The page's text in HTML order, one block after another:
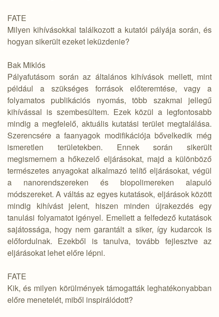
FATE
Milyen kihívásokkal találkozott a kutatói pályája során, és
hogyan sikerült ezeket leküzdenie?
Bak Miklós
Pályafutásom során az általános kihívások mellett, mint
például a szükséges források előteremtése, vagy a
folyamatos publikációs nyomás, több szakmai jellegű
kihívással is szembesültem. Ezek közül a legfontosabb
mindig a megfelelő, aktuális kutatási terület megtalálása.
Szerencsére a faanyagok modifikációja bővelkedik még
ismeretlen területekben. Ennek során sikerült
megismernem a hőkezelő eljárásokat, majd a különböző
természetes anyagokat alkalmazó telítő eljárásokat, végül
a nanorendszereken és biopolimereken alapuló
módszereket. A váltás az egyes kutatások, eljárások között
mindig kihívást jelent, hiszen minden újrakezdés egy
tanulási folyamatot igényel. Emellett a felfedező kutatások
sajátossága, hogy nem garantált a siker, így kudarcok is
előfordulnak. Ezekből is tanulva, tovább fejlesztve az
eljárásokat lehet előre lépni.
FATE
Kik, és milyen körülmények támogatták leghatékonyabban
előre menetelét, miből inspirálódott?